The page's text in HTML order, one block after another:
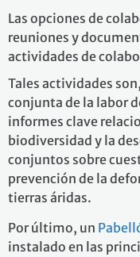
Las opciones de
reuniones y
actividades de
Tales actividades
conjunta de la labor
informes clave
biodiversidad y la
conjuntos sobre
prevención de la
tierras áridas.
Por último, un
instalado en las